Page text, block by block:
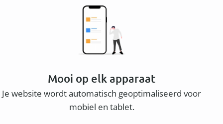
Mooi op elk apparaat
Je website wordt automatisch geoptimaliseerd voor
mobiel en tablet.